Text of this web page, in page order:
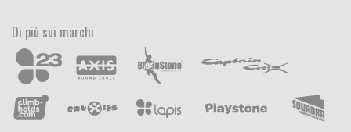
Di più sui marchi